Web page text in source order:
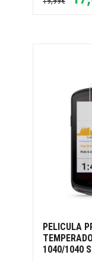
PELICULA
1040/1040